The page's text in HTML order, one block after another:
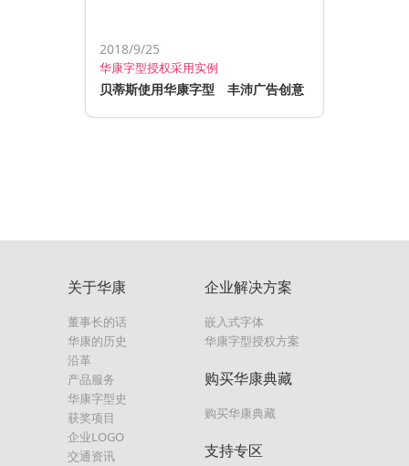
2018/9/25
华康字型授权采用实例
贝蒂斯使用华康字型 丰沛广告创意
关于华康
董事长的话
华康的历史
沿革
产品服务
华康字型史
获奖项目
企业LOGO
交通资讯
企业解决方案
嵌入式字体
华康字型授权方案
购买华康典藏
购买华康典藏
支持专区